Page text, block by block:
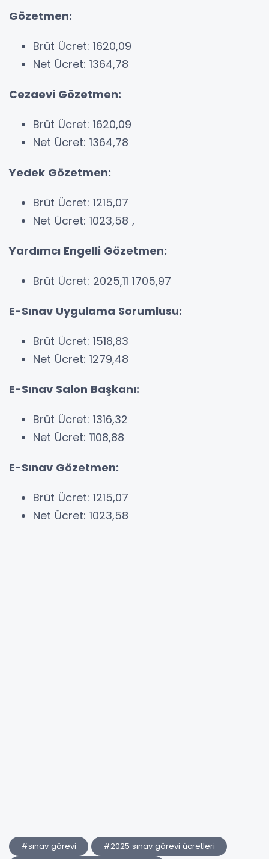
Gözetmen:
Brüt Ücret: 1620,09
Net Ücret: 1364,78
Cezaevi Gözetmen:
Brüt Ücret: 1620,09
Net Ücret: 1364,78
Yedek Gözetmen:
Brüt Ücret: 1215,07
Net Ücret: 1023,58 ,
Yardımcı Engelli Gözetmen:
Brüt Ücret: 2025,11 1705,97
E-Sınav Uygulama Sorumlusu:
Brüt Ücret: 1518,83
Net Ücret: 1279,48
E-Sınav Salon Başkanı:
Brüt Ücret: 1316,32
Net Ücret: 1108,88
E-Sınav Gözetmen:
Brüt Ücret: 1215,07
Net Ücret: 1023,58
#sınav görevi
#2025 sınav görevi ücretleri